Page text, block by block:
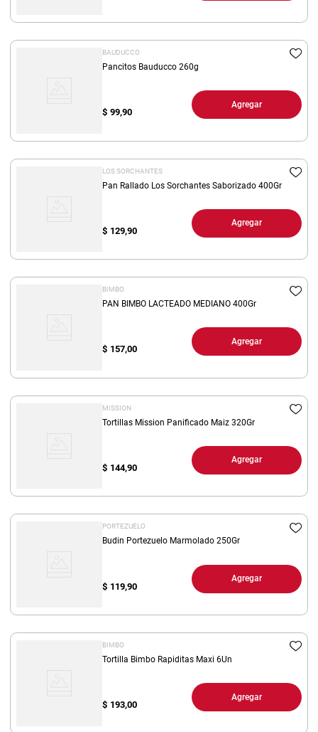
BAUDUCCO
Pancitos Bauducco 260g
$ 99,90
Agregar
LOS SORCHANTES
Pan Rallado Los Sorchantes Saborizado 400Gr
$ 129,90
Agregar
BIMBO
PAN BIMBO LACTEADO MEDIANO 400Gr
$ 157,00
Agregar
MISSION
Tortillas Mission Panificado Maiz 320Gr
$ 144,90
Agregar
PORTEZUELO
Budin Portezuelo Marmolado 250Gr
$ 119,90
Agregar
BIMBO
Tortilla Bimbo Rapiditas Maxi 6Un
$ 193,00
Agregar